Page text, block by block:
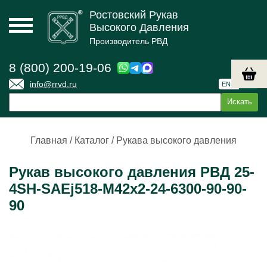
Ростовский Рукав
Высокого Давления
Производитель РВД
8 (800) 200-19-06
info@rrvd.ru ENG
Главная / Каталог / Рукава высокого давления
Рукав высокого давления РВД 25-
4SН-SAEj518-М42х2-24-6300-90-90-
90